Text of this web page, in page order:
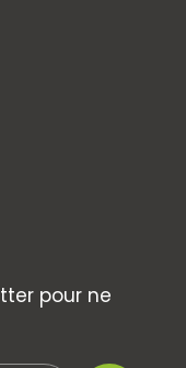
pour ne